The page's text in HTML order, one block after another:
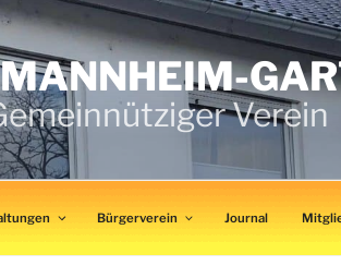
Verein
Bürgerverein Journal